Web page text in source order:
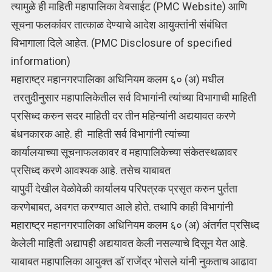
त्यामुळे ही माहिती महापालिका वेबसाईट (PMC Website) आणि
सूचना फलकांवर तात्काळ देण्याचे आदेश आयुक्तांनी संबंधित
विभागाला दिले आहेत. (PMC Disclosure of specified
information)
महाराष्ट्र महानगरपालिका अधिनियम कलम ६० (अ) मधील
तरतुदीनुसार महापालिकेतील सर्व विभागांनी त्यांच्या विभागाची माहिती
प्रसिध्द करुन सदर माहिती दर तीन महिन्यांनी अद्ययावत करणे
बंधनकारक आहे. ही माहिती सर्व विभागांनी त्यांच्या
कार्यालयाच्या सूचनाफलकावर व महापालिकेच्या संकेतस्थळावर
प्रसिध्द करणे आवश्यक आहे. तसेच याबाबत
यापुर्वी देखील वेळोवेळी कार्यालय परिपत्रक प्रसृत करुन पुर्तता
करणेबाबत, अवगत करण्यात आले होते. तथापि काही विभागांनी
महाराष्ट्र महानगरपालिका अधिनियम कलम ६० (अ) अंतर्गत प्रसिध्द
केलेली माहिती अद्यापही अद्ययावत केली नसल्याचे दिसून येत आहे.
याबाबत महापालिका आयुक्त डॉ राजेंद्र भोसले यांनी नुकताच आढावा